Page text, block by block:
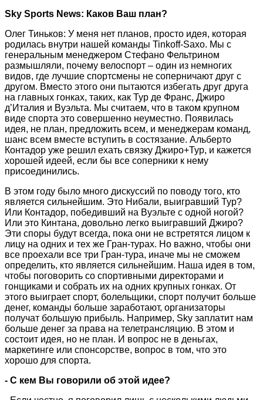
Sky Sports News: Каков Ваш план?
Олег Тиньков: У меня нет планов, просто идея, которая
родилась внутри нашей команды Tinkoff-Saxo. Мы с
генеральным менеджером Стефано Фельтрином
размышляли, почему велоспорт – один из немногих
видов, где лучшие спортсмены не соперничают друг с
другом. Вместо этого они пытаются избегать друг друга
на главных гонках, таких, как Тур де Франс, Джиро
д’Италия и Вуэльта. Мы считаем, что в таком крупном
виде спорта это совершенно неуместно. Появилась
идея, не план, предложить всем, и менеджерам команд,
шанс всем вместе вступить в состязание. Альберто
Контадор уже решил ехать связку Джиро+Тур, и кажется
хорошей идеей, если бы все соперники к нему
присоединились.
В этом году было много дискуссий по поводу того, кто
является сильнейшим. Это Нибали, выигравший Тур?
Или Контадор, победивший на Вуэльте с одной ногой?
Или это Кинтана, довольно легко выигравший Джиро?
Эти споры будут всегда, пока они не встретятся лицом к
лицу на одних и тех же Гран-турах. Но важно, чтобы они
все проехали все три Гран-тура, иначе мы не сможем
определить, кто является сильнейшим. Наша идея в том,
чтобы поговорить со спортивными директорами и
гонщиками и собрать их на одних крупных гонках. От
этого выиграет спорт, болельщики, спорт получит больше
денег, команды больше заработают, организаторы
получат большую прибыль. Например, Sky заплатит нам
больше денег за права на телетрансляцию. В этом и
состоит идея, но не план. И вопрос не в деньгах,
маркетинге или спонсорстве, вопрос в том, что это
хорошо для спорта.
- С кем Вы говорили об этой идее?